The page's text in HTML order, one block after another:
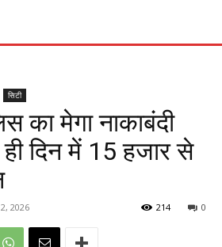
सिटी
का मेगा नाकाबंदी
दिन में 15 हजार से
2026 0
214